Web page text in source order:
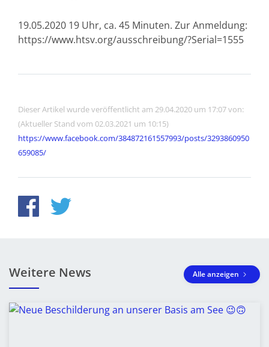
19.05.2020 19 Uhr, ca. 45 Minuten. Zur Anmeldung:
https://www.htsv.org/ausschreibung/?Serial=1555
Dieser Artikel wurde veröffentlicht am 29.04.2020 um 17:07 von:
(Aktueller Stand vom 02.03.2021 um 10:15)
https://www.facebook.com/384872161557993/posts/3293860950
659085/
Weitere News Alle anzeigen